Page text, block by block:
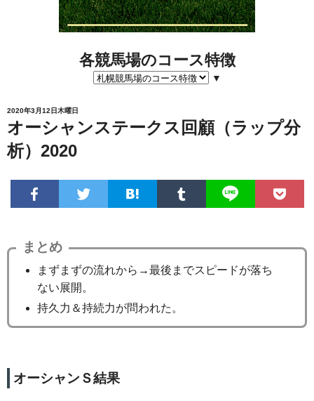
各競馬場のコース特徴
▼
2020年3月12日木曜日
オーシャンステークス回顧（ラップ分
析）2020
まとめ
まずまずの流れから→最後までスピードが落ち
ない展開。
持久力＆持続力が問われた。
オーシャンＳ結果